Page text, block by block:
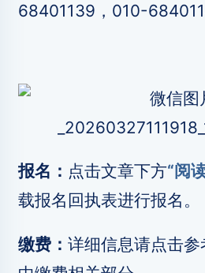
68401139，010-
报名： 点击文章下方“阅
载报名回执表进行报名。
缴费： 详细信息请点击参